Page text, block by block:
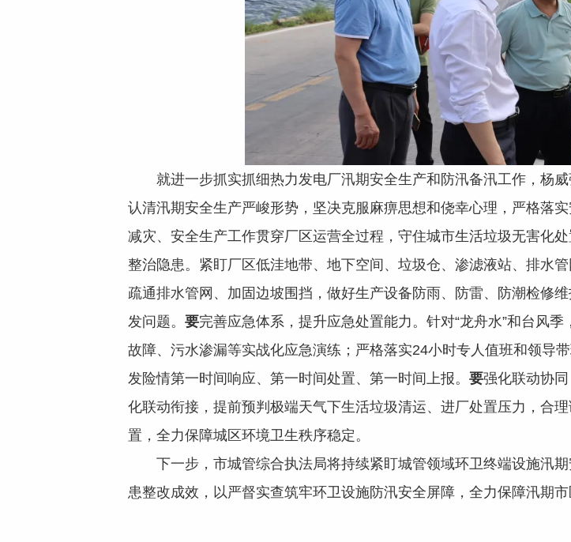
就进一步抓实抓细热力发电厂汛期安全生产和防汛备汛工作，杨威
认清汛期安全生产严峻形势，坚决克服麻痹思想和侥幸心理，严格落
减灾、安全生产工作贯穿厂区运营全过程，守住城市生活垃圾无害化处
整治隐患。紧盯厂区低洼地带、地下空间、垃圾仓、渗滤液站、排水
疏通排水管网、加固边坡围挡，做好生产设备防雨、防雷、防潮检修
发问题。 要完善应急体系，提升应急处置能力。针对“龙舟水”和台风
故障、污水渗漏等实战化应急演练；严格落实24小时专人值班和领导
发险情第一时间响应、第一时间处置、第一时间上报。 要强化联动协
化联动衔接，提前预判极端天气下生活垃圾清运、进厂处置压力，合
置，全力保障城区环境卫生秩序稳定。
下一步，市城管综合执法局将持续紧盯城管领域环卫终端设施汛
患整改成效，以严督实查筑牢环卫设施防汛安全屏障，全力保障汛期